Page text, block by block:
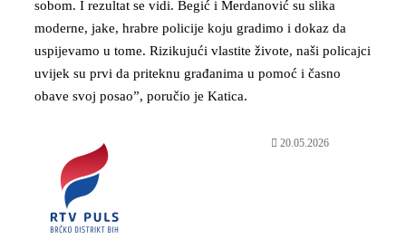
sobom. I rezultat se vidi. Begić i Merdanović su slika
moderne, jake, hrabre policije koju gradimo i dokaz da
uspijevamo u tome. Rizikujući vlastite živote, naši policajci
uvijek su prvi da priteknu građanima u pomoć i časno
obave svoj posao”, poručio je Katica.
20.05.2026